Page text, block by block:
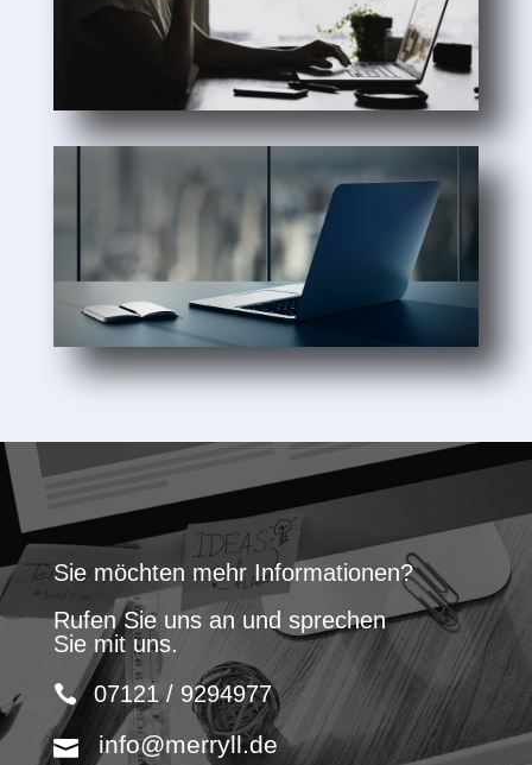
Sie möchten mehr Informationen?
Rufen Sie uns an und sprechen
Sie mit uns.
07121 / 9294977
info@merryll.de